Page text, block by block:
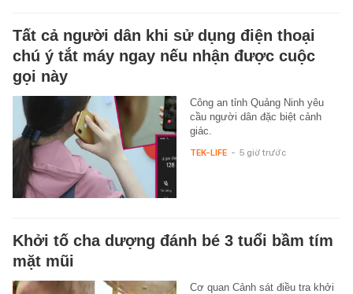
Tất cả người dân khi sử dụng điện thoại
chú ý tắt máy ngay nếu nhận được cuộc
gọi này
Công an tỉnh Quảng Ninh yêu
cầu người dân đặc biệt cảnh
giác.
TEK-LIFE - 5 giờ trước
Khởi tố cha dượng đánh bé 3 tuổi bầm tím
mặt mũi
Cơ quan Cảnh sát điều tra khởi